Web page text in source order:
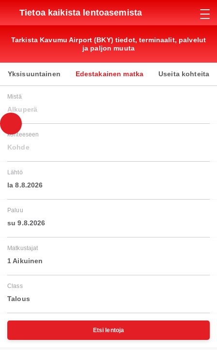
Tietoa kaikista lentoasemista
Tarkista Kavumu Airport (BKY) tiedot, terminaalit, palvelut
ja paljon muuta
Yksisuuntainen Edestakainen matka Useita kohteita
Mistä
Alkuperä
kohteeseen
Kohde
Lähtö
la 8.8.2026
Paluu
su 9.8.2026
Matkustajat
1 Aikuinen
Class
Talous
Etsi lentoja